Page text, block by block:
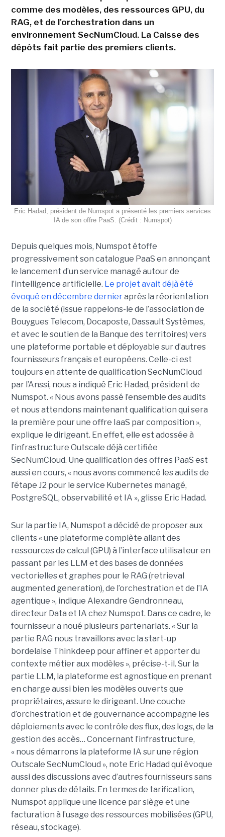
comme des modèles, des ressources GPU, du
RAG, et de l'orchestration dans un
environnement SecNumCloud. La Caisse des
dépôts fait partie des premiers clients.
Eric Hadad, président de Numspot a présenté les premiers services
IA de son offre PaaS. (Crédit : Numspot)
Depuis quelques mois, Numspot étoffe
progressivement son catalogue PaaS en annonçant
le lancement d’un service managé autour de
l’intelligence artificielle. Le projet avait déjà été
évoqué en décembre dernieraprès la réorientation
de la société (issue rappelons-le de l’association de
Bouygues Telecom, Docaposte, Dassault Systèmes,
et avec le soutien de la Banque des territoires) vers
une plateforme portable et déployable sur d’autres
fournisseurs français et européens. Celle-ci est
toujours en attente de qualification SecNumCloud
par l’Anssi, nous a indiqué Eric Hadad, président de
Numspot. « Nous avons passé l’ensemble des audits
et nous attendons maintenant qualification qui sera
la première pour une offre IaaS par composition »,
explique le dirigeant. En effet, elle est adossée à
l’infrastructure Outscale déjà certifiée
SecNumCloud. Une qualification des offres PaaS est
aussi en cours, « nous avons commencé les audits de
l’étape J2 pour le service Kubernetes managé,
PostgreSQL, observabilité et IA », glisse Eric Hadad.
Sur la partie IA, Numspot a décidé de proposer aux
clients « une plateforme complète allant des
ressources de calcul (GPU) à l’interface utilisateur en
passant par les LLM et des bases de données
vectorielles et graphes pour le RAG (retrieval
augmented generation), de l’orchestration et de l’IA
agentique », indique Alexandre Gendronneau,
directeur Data et IA chez Numspot. Dans ce cadre, le
fournisseur a noué plusieurs partenariats. « Sur la
partie RAG nous travaillons avec la start-up
bordelaise Thinkdeep pour affiner et apporter du
contexte métier aux modèles », précise-t-il. Sur la
partie LLM, la plateforme est agnostique en prenant
en charge aussi bien les modèles ouverts que
propriétaires, assure le dirigeant. Une couche
d’orchestration et de gouvernance accompagne les
déploiements avec le contrôle des flux, des logs, de la
gestion des accès… Concernant l’infrastructure,
« nous démarrons la plateforme IA sur une région
Outscale SecNumCloud », note Eric Hadad qui évoque
aussi des discussions avec d’autres fournisseurs sans
donner plus de détails. En termes de tarification,
Numspot applique une licence par siège et une
facturation à l’usage des ressources mobilisées (GPU,
réseau, stockage).